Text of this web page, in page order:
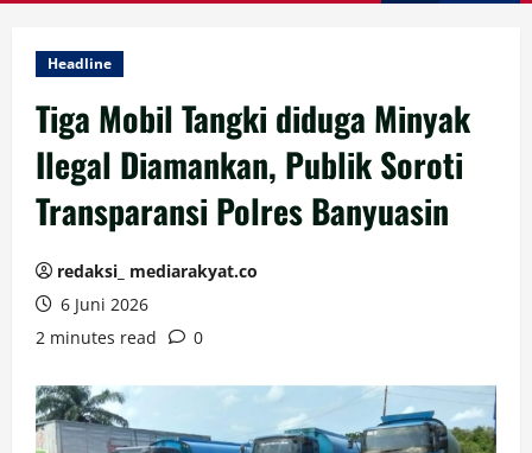
Headline
Tiga Mobil Tangki diduga Minyak
Ilegal Diamankan, Publik Soroti
Transparansi Polres Banyuasin
redaksi_ mediarakyat.co
6 Juni 2026
2 minutes read
0